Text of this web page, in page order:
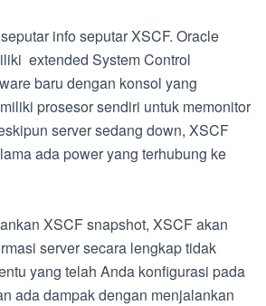
info seputar XSCF. Oracle
extended System Control
baru dengan konsol yang
prosesor sendiri untuk memonitor
server sedang down, XSCF
ada power yang terhubung ke
XSCF snapshot, XSCF akan
server secara lengkap tidak
yang telah Anda konfigurasi pada
ada dampak dengan menjalankan